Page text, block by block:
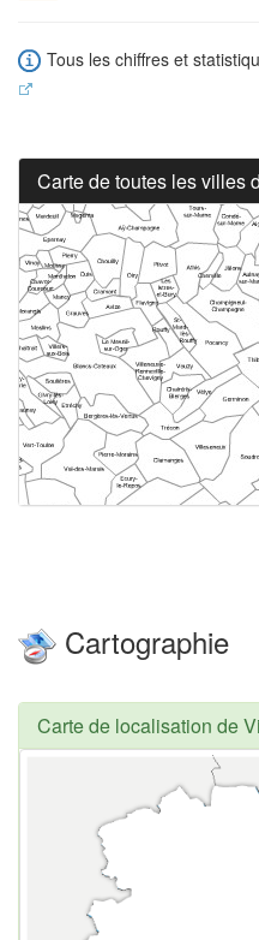
Tous les chiffres et
Carte de toutes les villes
Cartographie
Carte de localisation de